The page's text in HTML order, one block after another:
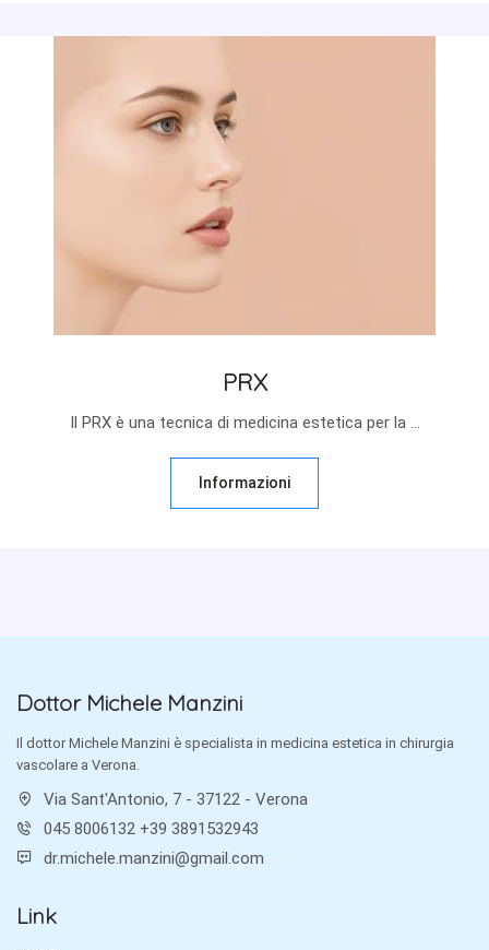
PRX
Il PRX è una tecnica di medicina estetica per la ...
Informazioni
Dottor Michele Manzini
Il dottor Michele Manzini è specialista in medicina estetica in chirurgia
vascolare a Verona.
Via Sant'Antonio, 7 - 37122 - Verona
045 8006132 +39 3891532943
dr.michele.manzini@gmail.com
Link